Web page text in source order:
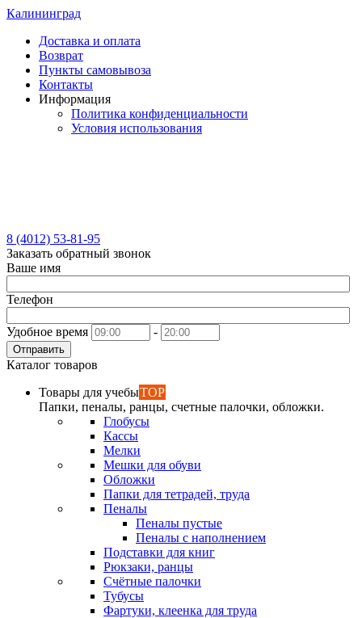
Калининград
Доставка и оплата
Возврат
Пункты самовывоза
Контакты
Информация
Политика конфиденциальности
Условия использования
8 (4012) 53-81-95
Заказать обратный звонок
Ваше имя
Телефон
Удобное время -
Отправить
Каталог товаров
Товары для учебыTOP
Папки, пеналы, ранцы, счетные палочки, обложки.
Глобусы
Кассы
Мелки
Мешки для обуви
Обложки
Папки для тетрадей, труда
Пеналы
Пеналы пустые
Пеналы с наполнением
Подставки для книг
Рюкзаки, ранцы
Счётные палочки
Тубусы
Фартуки, клеенка для труда